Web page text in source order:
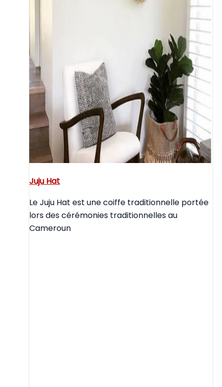
Juju Hat
Le Juju Hat est une coiffe traditionnelle portée
lors des cérémonies traditionnelles au
Cameroun